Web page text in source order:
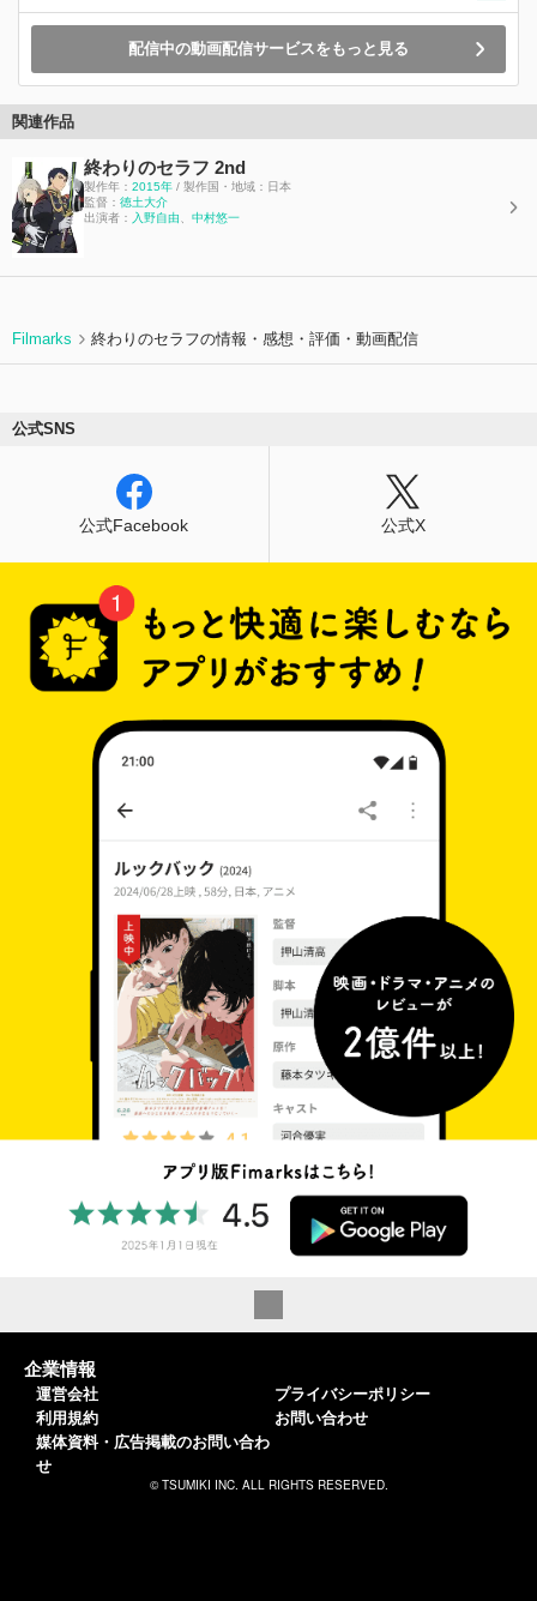
配信中の動画配信サービスをもっと見る
関連作品
終わりのセラフ 2nd
製作年： 2015年 / 製作国・地域：日本
監督： 徳土大介
出演者： 入野自由 中村悠一
Filmarks 終わりのセラフの情報・感想・評価・動画配信
公式SNS
公式Facebook 公式X
企業情報
運営会社
利用規約
媒体資料・広告掲載のお問い合わ
せ
プライバシーポリシー
お問い合わせ
© TSUMIKI INC. ALL RIGHTS RESERVED.